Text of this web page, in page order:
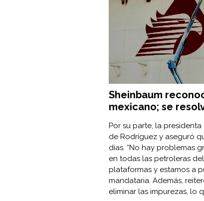
Sheinbaum
mexicano; se
Por su parte, la
de Rodríguez y aseguró
días. “No hay problemas
en todas las petroleras
plataformas y estamos a
mandataria. Además,
eliminar las impurezas, lo